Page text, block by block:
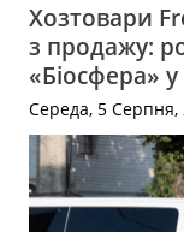
Хозтовари
з продажу:
«Біосфера» у
Середа, 5 Серпня,